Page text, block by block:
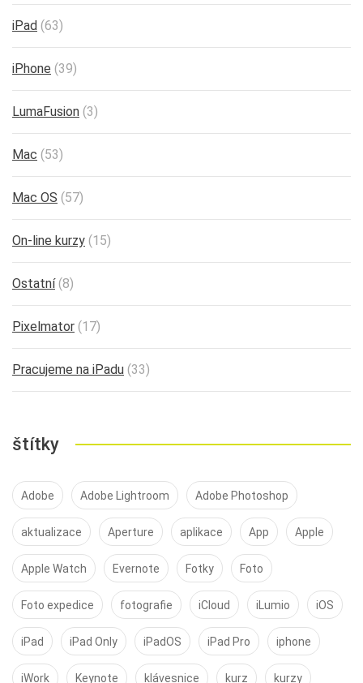
iPad (63)
iPhone (39)
LumaFusion (3)
Mac (53)
Mac OS (57)
On-line kurzy (15)
Ostatní(8)
Pixelmator (17)
Pracujeme na iPadu (33)
štítky
Adobe Adobe Lightroom Adobe Photoshop
aktualizace Aperture aplikace App Apple
Apple Watch Evernote Fotky Foto
Foto expedice fotografie iCloud iLumio iOS
iPad iPad Only iPadOS iPad Pro iphone
iWork Keynote klávesnice kurz kurzy